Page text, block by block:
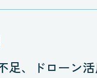
足、ドローン